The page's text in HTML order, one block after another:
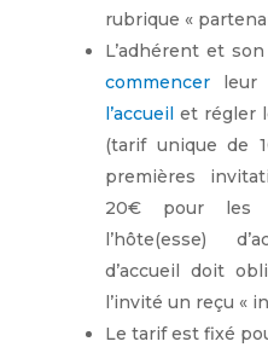
rubrique «
L’adhérent et
commencerleur
l’accueilet régler
(tarif unique de
premières
20€ pour les
l’hôte(esse)
d’accueil doit
l’invité un reçu «
Le tarif est fixé